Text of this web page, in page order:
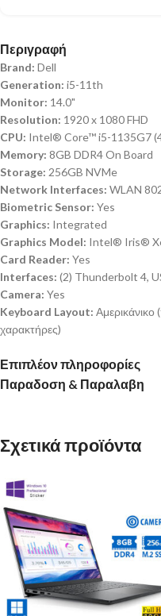
Περιγραφή
Brand: Dell
Generation: i5-11th
Monitor: 14.0"
Resolution: 1920 x 1080 FHD
CPU: Intel® Core™ i5-1135G7
Memory: 8GB DDR4 On Board
Storage: 256GB NVMe
Network Interfaces: WLAN
Biometric Sensor: Yes
Graphics: Integrated
Graphics Model: Intel® Iris®
Card Reader: Yes
Interfaces: (2) Thunderbolt 4,
Camera: Yes
Keyboard Layout: Αμερικάνικο
χαρακτήρες)
Επιπλέον πληροφορίες
Παραδοση & Παραλαβη
Σχετικά προϊόντα